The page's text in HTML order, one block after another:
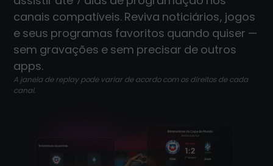
canais compatíveis. Reviva noticiários, jogos
e seus programas favoritos quando quiser —
sem gravações e sem precisar de outros
apps.
A janela de replay pode variar de acordo com os direitos de cada
canal.